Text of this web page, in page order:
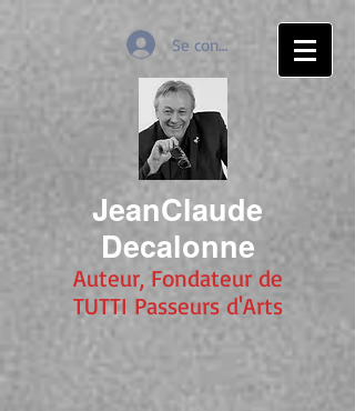
Se connecter
JeanClaude
Decalonne
Auteur, Fondateur de
TUTTI Passeurs d'Arts